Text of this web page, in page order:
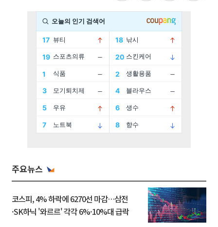
주요뉴스
코스피, 4% 하락에 6270선 마감…삼전
·SK하닉 '와르르' 각각 6%·10%대 급락